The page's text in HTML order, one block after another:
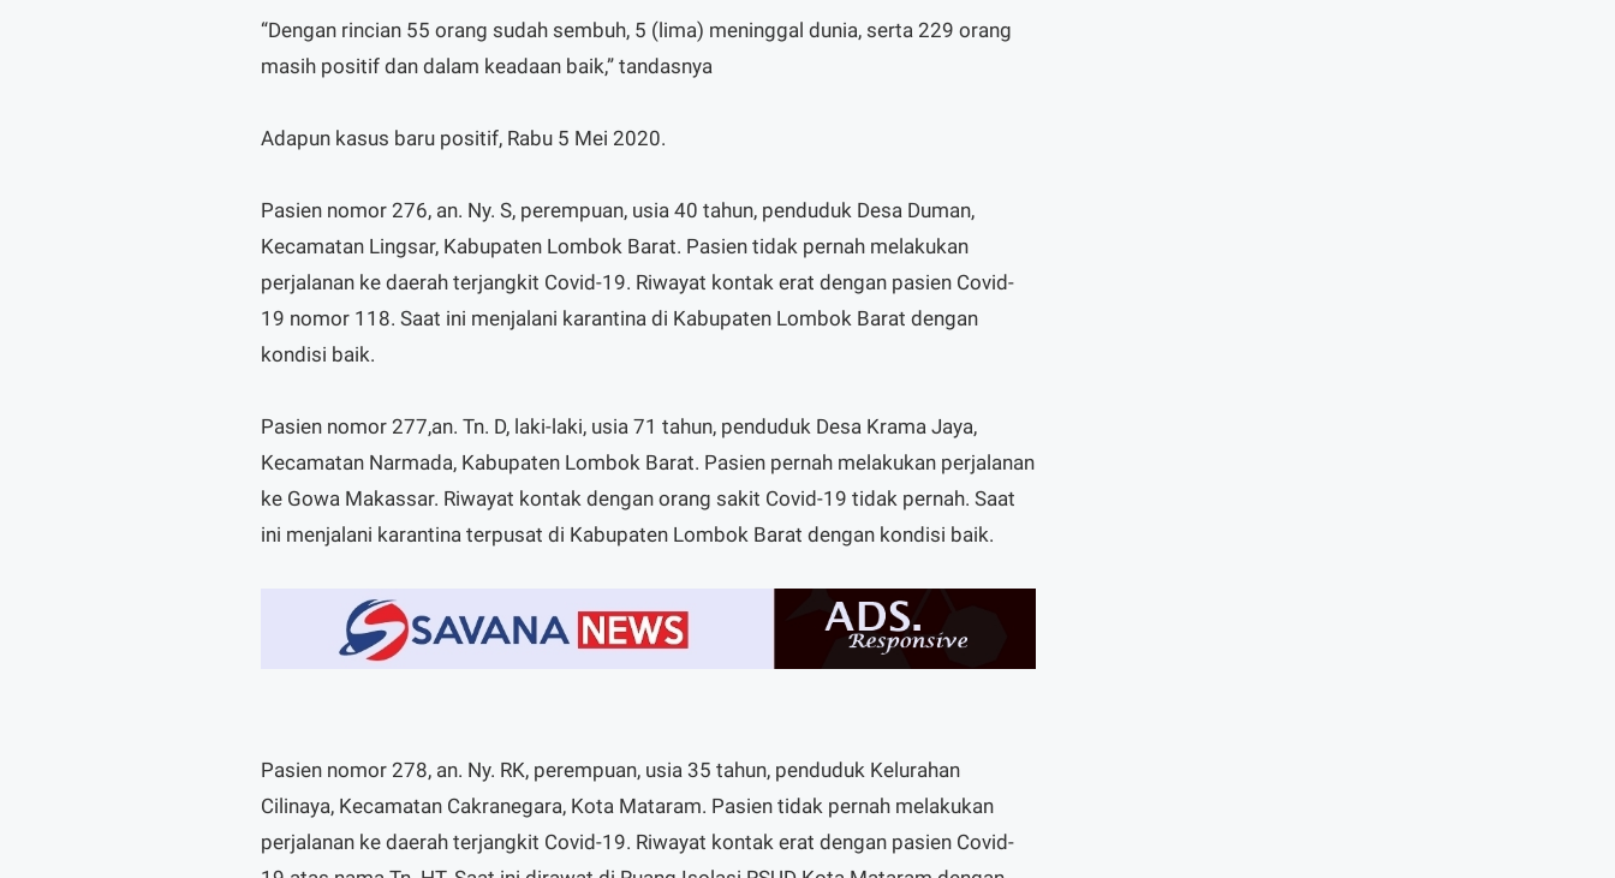
“Dengan rincian 55 orang sudah sembuh, 5 (lima) meninggal dunia, serta 229 orang
masih positif dan dalam keadaan baik,” tandasnya
Adapun kasus baru positif, Rabu 5 Mei 2020.
Pasien nomor 276, an. Ny. S, perempuan, usia 40 tahun, penduduk Desa Duman,
Kecamatan Lingsar, Kabupaten Lombok Barat. Pasien tidak pernah melakukan
perjalanan ke daerah terjangkit Covid-19. Riwayat kontak erat dengan pasien Covid-
19 nomor 118. Saat ini menjalani karantina di Kabupaten Lombok Barat dengan
kondisi baik.
Pasien nomor 277,an. Tn. D, laki-laki, usia 71 tahun, penduduk Desa Krama Jaya,
Kecamatan Narmada, Kabupaten Lombok Barat. Pasien pernah melakukan perjalanan
ke Gowa Makassar. Riwayat kontak dengan orang sakit Covid-19 tidak pernah. Saat
ini menjalani karantina terpusat di Kabupaten Lombok Barat dengan kondisi baik.
Pasien nomor 278, an. Ny. RK, perempuan, usia 35 tahun, penduduk Kelurahan
Cilinaya, Kecamatan Cakranegara, Kota Mataram. Pasien tidak pernah melakukan
perjalanan ke daerah terjangkit Covid-19. Riwayat kontak erat dengan pasien Covid-